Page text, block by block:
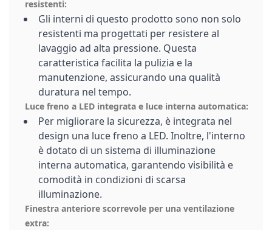
resistenti:
Gli interni di questo prodotto sono non solo
resistenti ma progettati per resistere al
lavaggio ad alta pressione. Questa
caratteristica facilita la pulizia e la
manutenzione, assicurando una qualità
duratura nel tempo.
Luce freno a LED integrata e luce interna automatica:
Per migliorare la sicurezza, è integrata nel
design una luce freno a LED. Inoltre, l'interno
è dotato di un sistema di illuminazione
interna automatica, garantendo visibilità e
comodità in condizioni di scarsa
illuminazione.
Finestra anteriore scorrevole per una ventilazione
extra: